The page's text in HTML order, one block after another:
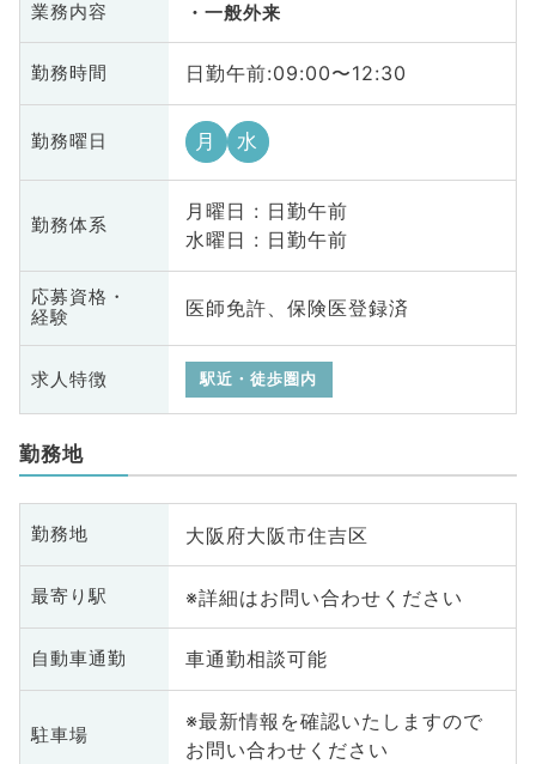
業務内容 一般外来
勤務時間 日勤午前:09:00〜12:30
勤務曜日 月 水
勤務体系
月曜日 : 日勤午前
水曜日 : 日勤午前
応募資格・
経験
医師免許、保険医登録済
求人特徴 駅近・徒歩圏内
勤務地
勤務地 大阪府大阪市住吉区
最寄り駅 ※詳細はお問い合わせください
自動車通勤 車通勤相談可能
駐車場
※最新情報を確認いたしますので
お問い合わせください